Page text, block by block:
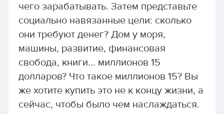
чего зарабатывать. Затем представьте
социально навязанные цели: сколько
они требуют денег? Дом у моря,
машины, развитие, финансовая
свобода, книги... миллионов 15
долларов? Что такое миллионов 15? Вы
же хотите купить это не к концу жизни, а
сейчас, чтобы было чем наслаждаться.